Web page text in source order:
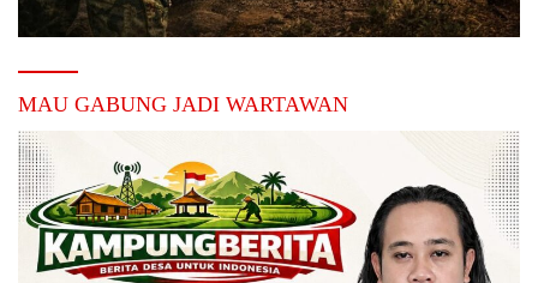
MAU GABUNG JADI WARTAWAN